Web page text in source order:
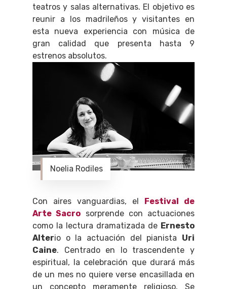
teatros y salas alternativas. El objetivo es
reunir a los madrileños y visitantes en
esta nueva experiencia con música de
gran calidad que presenta hasta 9
estrenos absolutos.
Noelia Rodiles
Con aires vanguardias, el
Festival de
Arte Sacro sorprende con actuaciones
como la lectura dramatizada de Ernesto
Alterio o la actuación del pianista Uri
Caine. Centrado en lo trascendente y
espiritual, la celebración que durará más
de un mes no quiere verse encasillada en
un concepto meramente religioso. Se